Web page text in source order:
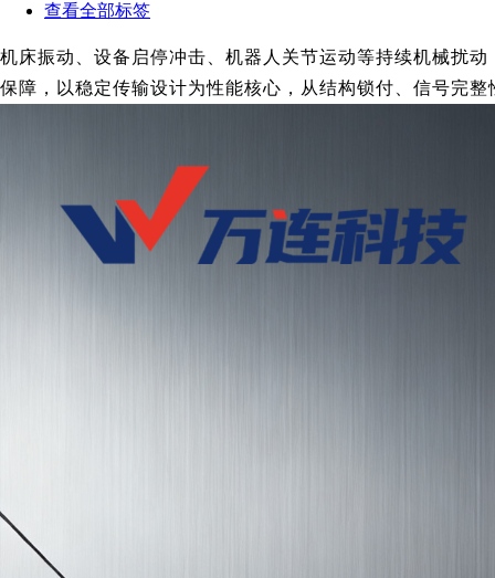
查看全部标签
机床振动、设备启停冲击、机器人关节运动等持续机械扰
保障，以稳定传输设计为性能核心，从结构锁付、信号完